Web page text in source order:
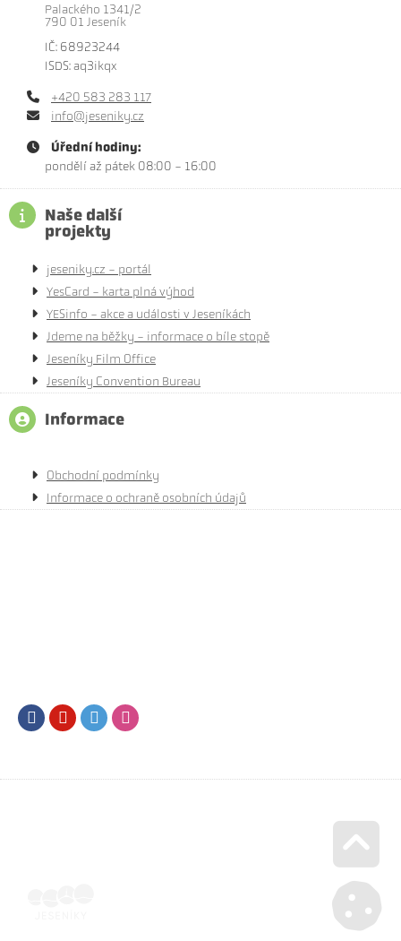
Palackého 1341/2
790 01 Jeseník
IČ: 68923244
ISDS: aq3ikqx
+420 583 283 117
info@jeseniky.cz
Úřední hodiny:
pondělí až pátek 08:00 - 16:00
Naše další
projekty
jeseniky.cz - portál
YesCard - karta plná výhod
YESinfo - akce a události v Jeseníkách
Jdeme na běžky - informace o bíle stopě
Jeseníky Film Office
Jeseníky Convention Bureau
Informace
Obchodní podmínky
Informace o ochraně osobních údajů
FacebookYoutubeTwitter
Go